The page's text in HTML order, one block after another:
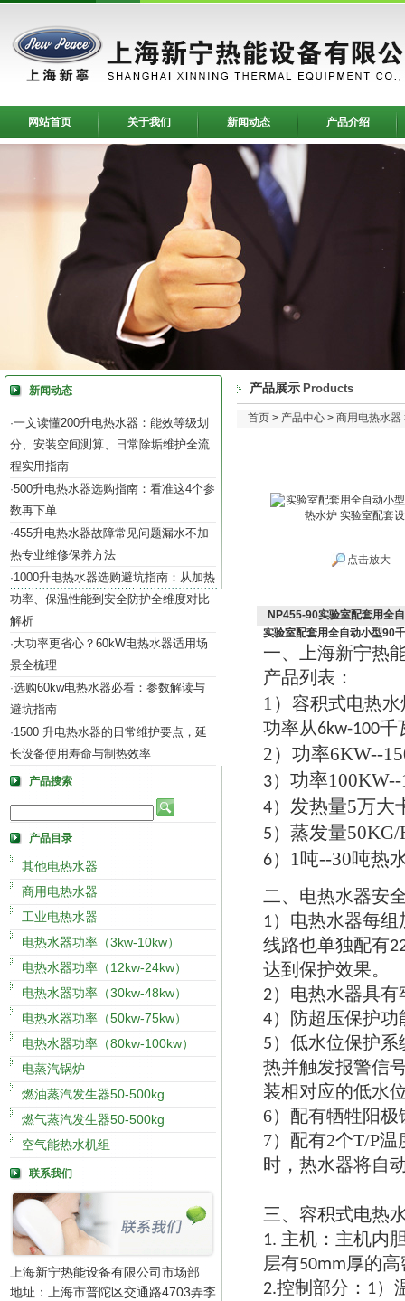
网站首页 关于我们 新闻动态 产品介绍
新闻动态
·一文读懂200升电热水器：能效等级划
分、安装空间测算、日常除垢维护全流
程实用指南
·500升电热水器选购指南：看准这4个参
数再下单
·455升电热水器故障常见问题漏水不加
热专业维修保养方法
·1000升电热水器选购避坑指南：从加热
功率、保温性能到安全防护全维度对比
解析
·大功率更省心？60kW电热水器适用场
景全梳理
·选购60kw电热水器必看：参数解读与
避坑指南
·1500 升电热水器的日常维护要点，延
长设备使用寿命与制热效率
产品搜索
产品目录
其他电热水器
商用电热水器
工业电热水器
电热水器功率（3kw-10kw）
电热水器功率（12kw-24kw）
电热水器功率（30kw-48kw）
电热水器功率（50kw-75kw）
电热水器功率（80kw-100kw）
电蒸汽锅炉
燃油蒸汽发生器50-500kg
燃气蒸汽发生器50-500kg
空气能热水机组
联系我们
上海新宁热能设备有限公司市场部
地址：上海市普陀区交通路4703弄李
产品展示 Products
首页 > 产品中心 > 商用电热水器
点击放大
NP455-90实验室配套用全
实验室配套用全自动小型90
一、
上海新宁热
产品列表 ：
1） 容积式电热水
功率从6kw-100千
2） 功率6KW--
3） 功率
4） 发热量5万大
5） 蒸发量
6） 1吨--30吨热
二、 电热水器安
1） 电热水器每组
线路也单独配有
达到保护效果。
2） 电热水器具
4） 防超压保护功
5） 低水位保护系
热并触发报警信
装相对应的低水
6） 配有牺牲阳极
7） 配有2个T/P温
时 ， 热水器将自
三 、 容积式电热
1. 主机 ： 主机内
层有50mm厚的
2.控制部分 ： 1）